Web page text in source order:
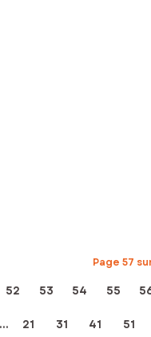
Page 57
52 53 54 55
... 21 31 41 51